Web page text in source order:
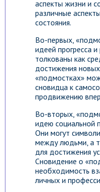
аспекты жизни и
различные
состояния.
Во-первых,
идеей прогресса
толкованы как
достижения
«подмостках»
сновидца к
продвижению
Во-вторых,
идею социальной
Они могут
между людьми, а
для достижения
Сновидение о
необходимость
личных и